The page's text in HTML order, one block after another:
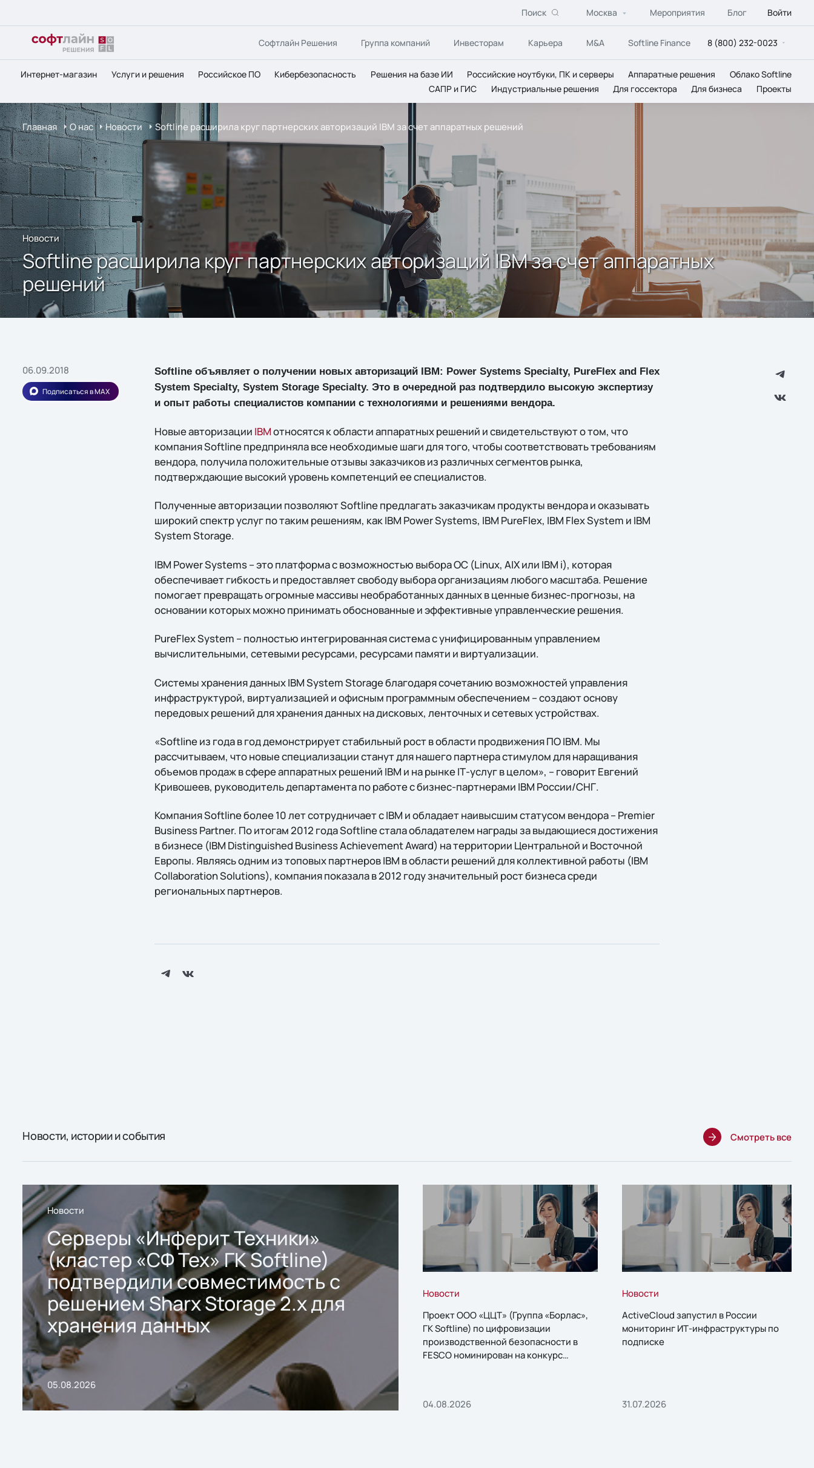
Поиск Москва Мероприятия Блог Войти
Софтлайн Решения Группа компаний Инвесторам Карьера M&A Softline Finance 8 (800) 232-0023
Интернет-магазин Услуги и решения Российское ПО Кибербезопасность Решения на базе ИИ Российские ноутбуки, ПК и серверы Аппаратные решения
Облако Softline
САПР и ГИС
Индустриальные решения Для госсектора Для бизнеса Проекты
Главная О нас Новости Softline расширила круг партнерских авторизаций IBM за счет аппаратных решений
Новости
Softline расширила круг партнерских авторизаций IBM за счет аппаратных
решений
06.09.2018
Подписаться в MAX
Softline объявляет о получении новых авторизаций IBM: Power Systems Specialty, PureFlex and Flex
System Specialty, System Storage Specialty. Это в очередной раз подтвердило высокую экспертизу
и опыт работы специалистов компании с технологиями и решениями вендора.
Новые авторизации IBMотносятся к области аппаратных решений и свидетельствуют о том, что
компания Softline предприняла все необходимые шаги для того, чтобы соответствовать требованиям
вендора, получила положительные отзывы заказчиков из различных сегментов рынка,
подтверждающие высокий уровень компетенций ее специалистов.
Полученные авторизации позволяют Softline предлагать заказчикам продукты вендора и оказывать
широкий спектр услуг по таким решениям, как IBM Power Systems, IBM PureFlex, IBM Flex System и IBM
System Storage.
IBM Power Systems – это платформа с возможностью выбора ОС (Linux, AIX или IBM i), которая
обеспечивает гибкость и предоставляет свободу выбора организациям любого масштаба. Решение
помогает превращать огромные массивы необработанных данных в ценные бизнес-прогнозы, на
основании которых можно принимать обоснованные и эффективные управленческие решения.
PureFlex System – полностью интегрированная система с унифицированным управлением
вычислительными, сетевыми ресурсами, ресурсами памяти и виртуализации.
Системы хранения данных IBM System Storage благодаря сочетанию возможностей управления
инфраструктурой, виртуализацией и офисным программным обеспечением – создают основу
передовых решений для хранения данных на дисковых, ленточных и сетевых устройствах.
«Softline из года в год демонстрирует стабильный рост в области продвижения ПО IBM. Мы
рассчитываем, что новые специализации станут для нашего партнера стимулом для наращивания
объемов продаж в сфере аппаратных решений IBM и на рынке IТ-услуг в целом», – говорит Евгений
Кривошеев, руководитель департамента по работе с бизнес-партнерами IBM России/СНГ.
Компания Softline более 10 лет сотрудничает с IBM и обладает наивысшим статусом вендора – Premier
Business Partner. По итогам 2012 года Softline стала обладателем награды за выдающиеся достижения
в бизнесе (IBM Distinguished Business Achievement Award) на территории Центральной и Восточной
Европы. Являясь одним из топовых партнеров IBM в области решений для коллективной работы (IBM
Collaboration Solutions), компания показала в 2012 году значительный рост бизнеса среди
региональных партнеров.
Новости, истории и события Смотреть все
Новости
Серверы «Инферит Техники»
(кластер «СФ Тех» ГК Softline)
подтвердили совместимость с
решением Sharx Storage 2.x для
хранения данных
05.08.2026
Новости
Проект ООО «ЦЦТ» (Группа «Борлас»,
ГК Softline) по цифровизации
производственной безопасности в
FESCO номинирован на конкурс
04.08.2026
Новости
ActiveCloud запустил в России
мониторинг ИТ-инфраструктуры по
подписке
31.07.2026